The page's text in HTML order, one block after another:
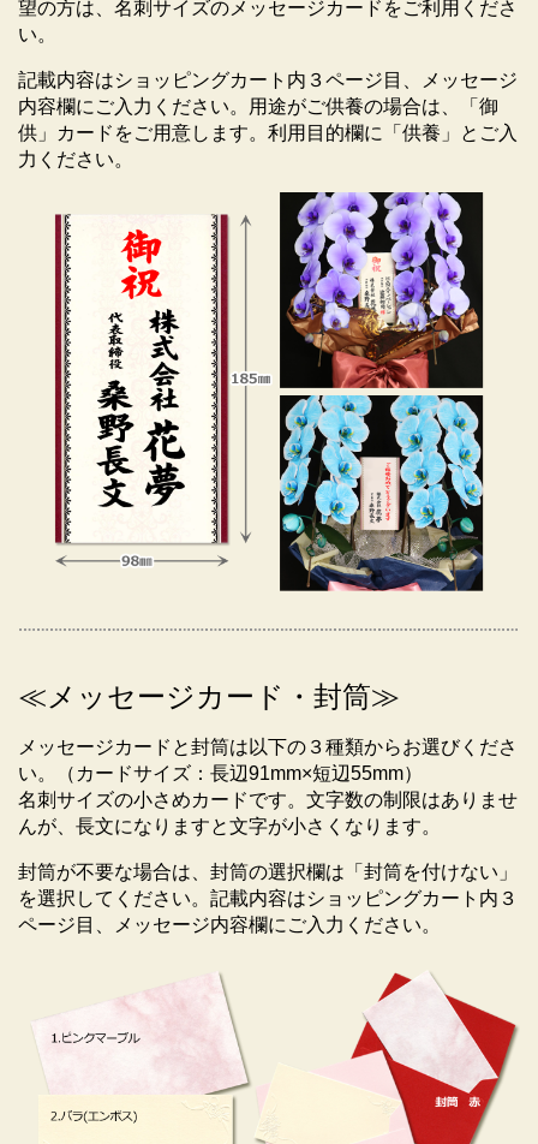
胡蝶蘭取扱いのしおりをプレゼント
胡蝶蘭の手入れ方法が書かれた「胡蝶蘭取扱いのしお
り」を同封しています。受け取った方がどうやって胡
蝶蘭の手入れをしたらいいのか分からなかったり、せ
っかく買ったのに枯れてしまったなど、胡蝶蘭の育て
方（お手入れ方法）についてのお問い合わせをよくい
ただきます。そんな時は、この同封のしおりを読んで
みてください。胡蝶蘭を長持ちさせる秘訣がしっかり
書いてあります。
(金額等が分かるような書類などは一切同封いたしませ
ん。ご安心ください。)
お届け時の荷姿について
輸送中の振動で花が傷んでしまわないように、専用の
段ボール(高さ１ｍ以上の大箱)に梱包してお送りしま
■持ち運びに関しまして■
洗濯機くらいの大きな箱ですので、大人１名で手運び
するのは大変です。大きな車（ワゴンタイプ）には乗
せられますがセダンなど乗用車タイプの車では高さが
足りず乗せられません。 専用の段ボールから出して運
ばれる場合も、不安定になり運び方によってはお花を
望の方は、名刺サイズのメッセージカードをご利用くださ
い。
記載内容はショッピングカート内３ページ目、メッセージ
内容欄にご入力ください。用途がご供養の場合は、「御
供」カードをご用意します。利用目的欄に「供養」とご入
力ください。
≪メッセージカード・封筒≫
メッセージカードと封筒は以下の３種類からお選びくださ
い。（カードサイズ：長辺91mm×短辺55mm）
名刺サイズの小さめカードです。文字数の制限はありませ
んが、長文になりますと文字が小さくなります。
封筒が不要な場合は、封筒の選択欄は「封筒を付けない」
を選択してください。記載内容はショッピングカート内３
ページ目、メッセージ内容欄にご入力ください。